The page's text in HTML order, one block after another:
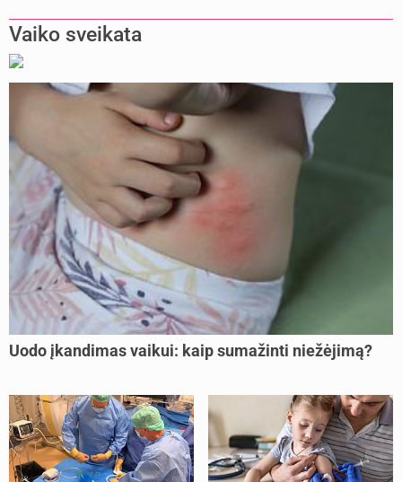
Vaiko sveikata
Uodo įkandimas vaikui: kaip sumažinti niežėjimą?